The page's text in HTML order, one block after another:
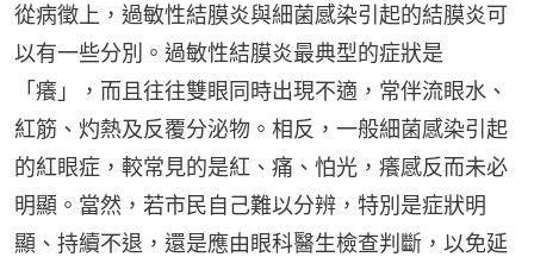
從病徵上，過敏性結膜炎與細菌感染引起的結膜炎可
以有一些分別。過敏性結膜炎最典型的症狀是
「癢」，而且往往雙眼同時出現不適，常伴流眼水、
紅筋、灼熱及反覆分泌物。相反，一般細菌感染引起
的紅眼症，較常見的是紅、痛、怕光，癢感反而未必
明顯。當然，若市民自己難以分辨，特別是症狀明
顯、持續不退，還是應由眼科醫生檢查判斷，以免延